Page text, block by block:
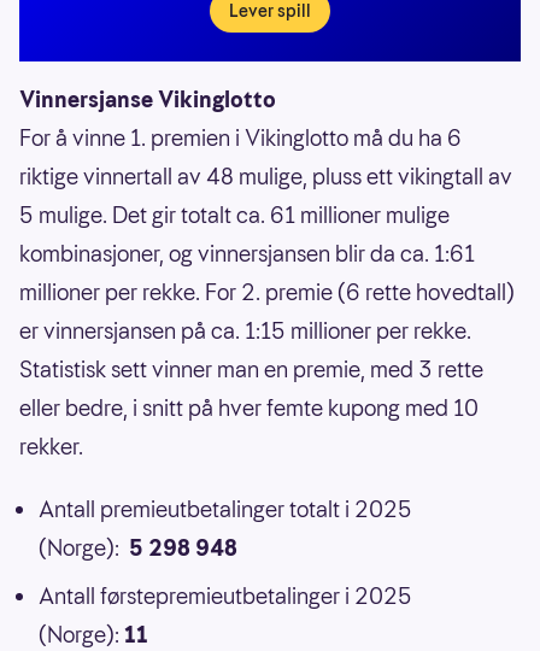
Lever spill
Vinnersjanse Vikinglotto
For å vinne 1. premien i Vikinglotto må du ha 6
riktige vinnertall av 48 mulige, pluss ett vikingtall av
5 mulige. Det gir totalt ca. 61 millioner mulige
kombinasjoner, og vinnersjansen blir da ca. 1:61
millioner per rekke. For 2. premie (6 rette hovedtall)
er vinnersjansen på ca. 1:15 millioner per rekke.
Statistisk sett vinner man en premie, med 3 rette
eller bedre, i snitt på hver femte kupong med 10
rekker.
Antall premieutbetalinger totalt i 2025
(Norge): 5 298 948
Antall førstepremieutbetalinger i 2025
(Norge): 11